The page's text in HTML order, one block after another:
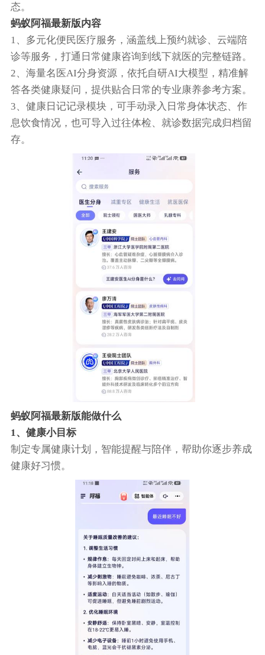
态。
蚂蚁阿福最新版内容
1、多元化便民医疗服务，涵盖线上预约就诊、云端陪
诊等服务，打通日常健康咨询到线下就医的完整链路。
2、海量名医AI分身资源，依托自研AI大模型，精准解
答各类健康疑问，提供贴合日常的专业康养参考方案。
3、健康日记记录模块，可手动录入日常身体状态、作
息饮食情况，也可导入过往体检、就诊数据完成归档留
存。
蚂蚁阿福最新版能做什么
1、健康小目标
制定专属健康计划，智能提醒与陪伴，帮助你逐步养成
健康好习惯。